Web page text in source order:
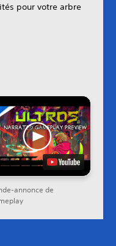
pour votre arbre
annonce de